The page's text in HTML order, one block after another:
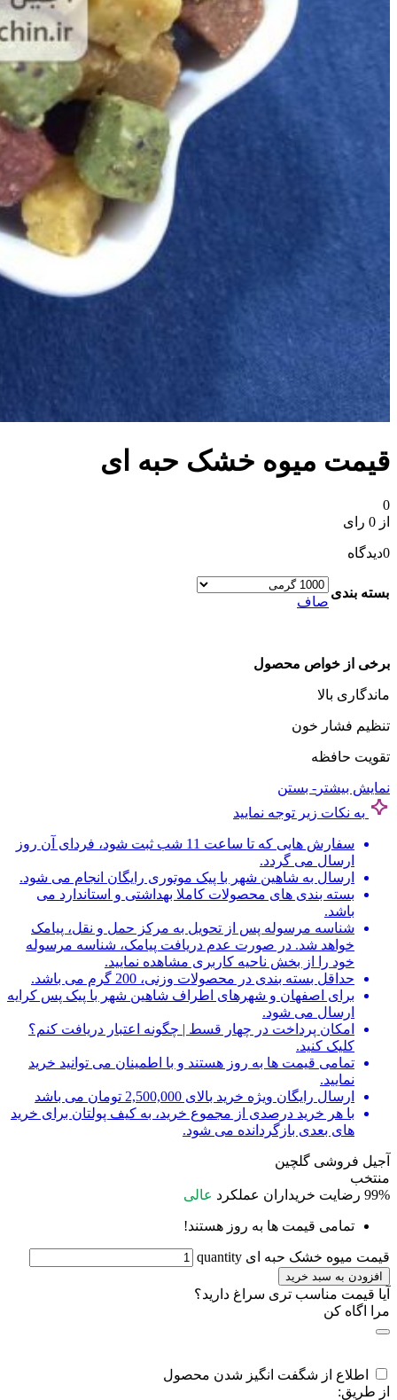
قیمت میوه خشک حبه ای
0
از 0 رای
0دیدگاه
بسته بندی
صاف
برخی از خواص محصول
ماندگاری بالا
تنظیم فشار خون
تقویت حافظه
نمایش بیشتر - بستن
به نکات زیر توجه نمایید
سفارش هایی که تا ساعت 11 شب ثبت شود، فردای آن روز
ارسال می گردد.
ارسال به شاهین شهر با پیک موتوری رایگان انجام می شود.
بسته بندی های محصولات کاملا بهداشتی و استاندارد می
باشد.
شناسه مرسوله پس از تحویل به مرکز حمل و نقل، پیامک
خواهد شد. در صورت عدم دریافت پیامک، شناسه مرسوله
خود را از بخش ناحیه کاربری مشاهده نمایید.
حداقل بسته بندی در محصولات وزنی، 200 گرم می باشد.
برای اصفهان و شهرهای اطراف شاهین شهر با پیک پس کرایه
ارسال می شود.
امکان پرداخت در چهار قسط | چگونه اعتبار دریافت کنم؟
کلیک کنید.
تمامی قیمت ها به روز هستند و با اطمینان می توانید خرید
نمایید.
ارسال رایگان ویژه خرید بالای 2,500,000 تومان می باشد
با هر خرید درصدی از مجموع خرید، به کیف پولتان برای خرید
های بعدی بازگردانده می شود.
آجیل فروشی گلچین
منتخب
99% رضایت خریداران عملکرد عالی
تمامی قیمت ها به روز هستند!
قیمت میوه خشک حبه ای quantity
افزودن به سبد خرید
آیا قیمت مناسب تری سراغ دارید؟
مرا اگاه کن
اطلاع از شگفت انگیز شدن محصول
از طریق: